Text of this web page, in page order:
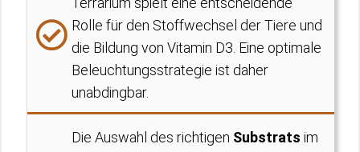
Rolle für den Stoffwechsel der Tiere und
die Bildung von Vitamin D3. Eine optimale
Beleuchtungsstrategie ist daher
unabdingbar.
Die Auswahl des richtigen Substrats im